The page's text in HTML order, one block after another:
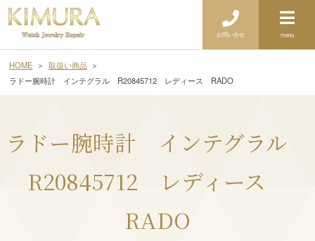
お問い合せ menu
HOME
取扱い商品
ラドー腕時計 インテグラル R20845712 レディース RADO
ラドー腕時計 インテグラル
R20845712 レディース
RADO